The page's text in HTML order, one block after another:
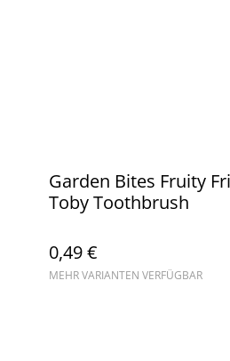
Garden Bites Fruity
Toby Toothbrush
0,49 €
MEHR VARIANTEN VERFÜGBAR